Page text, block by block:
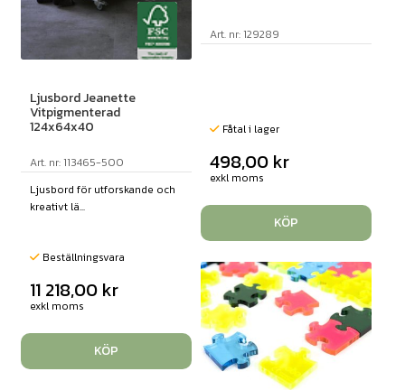
Ljusbord Jeanette
Vitpigmenterad
124x64x40
Art. nr: 113465-500
Ljusbord för utforskande och
kreativt lä...
Beställningsvara
11 218,00 kr
exkl moms
KÖP
Art. nr: 129289
Fåtal i lager
498,00 kr
exkl moms
KÖP